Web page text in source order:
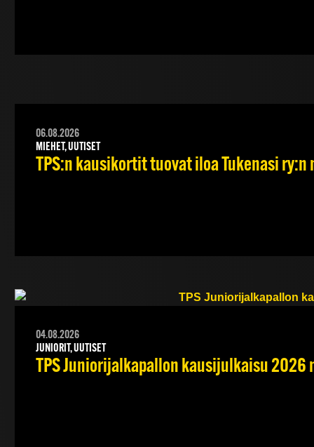
06.08.2026
MIEHET, UUTISET
TPS:n kausikortit tuovat iloa Tukenasi
04.08.2026
JUNIORIT, UUTISET
TPS Juniorijalkapallon kausijulkaisu 2026